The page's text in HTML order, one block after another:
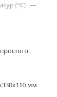
(°С) —
мм